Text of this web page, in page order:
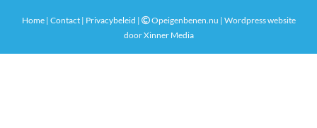
Home| Contact| Privacybeleid |
Opeigenbenen.nu | Wordpress website
doorXinner Media